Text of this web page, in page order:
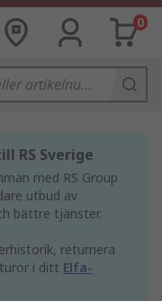
0
RS Sverige
med RS Group
utbud av
bättre tjänster.
returnera
i ditt Elfa-